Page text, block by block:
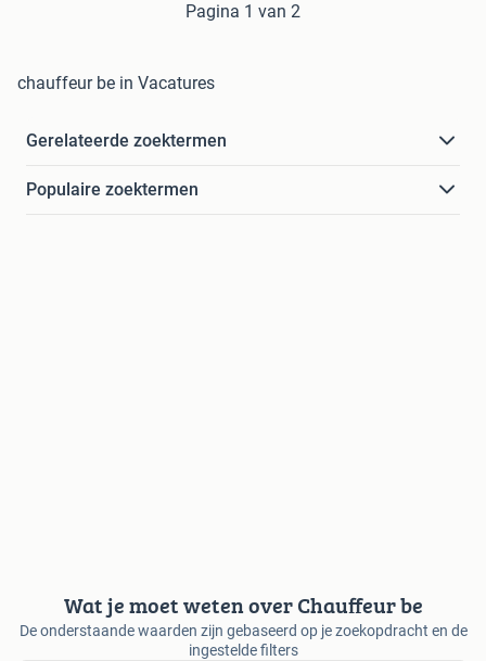
Pagina 1 van 2
chauffeur be in Vacatures
Gerelateerde zoektermen
Populaire zoektermen
Wat je moet weten over Chauffeur be
De onderstaande waarden zijn gebaseerd op je zoekopdracht en de
ingestelde filters